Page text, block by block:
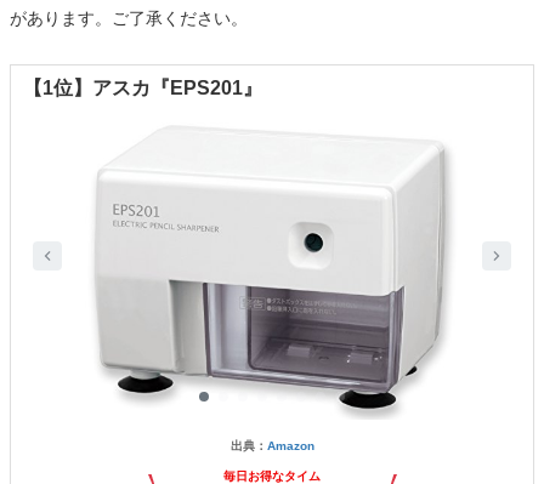
があります。ご了承ください。
【1位】アスカ『EPS201』
出典： Amazon
毎日お得なタイム